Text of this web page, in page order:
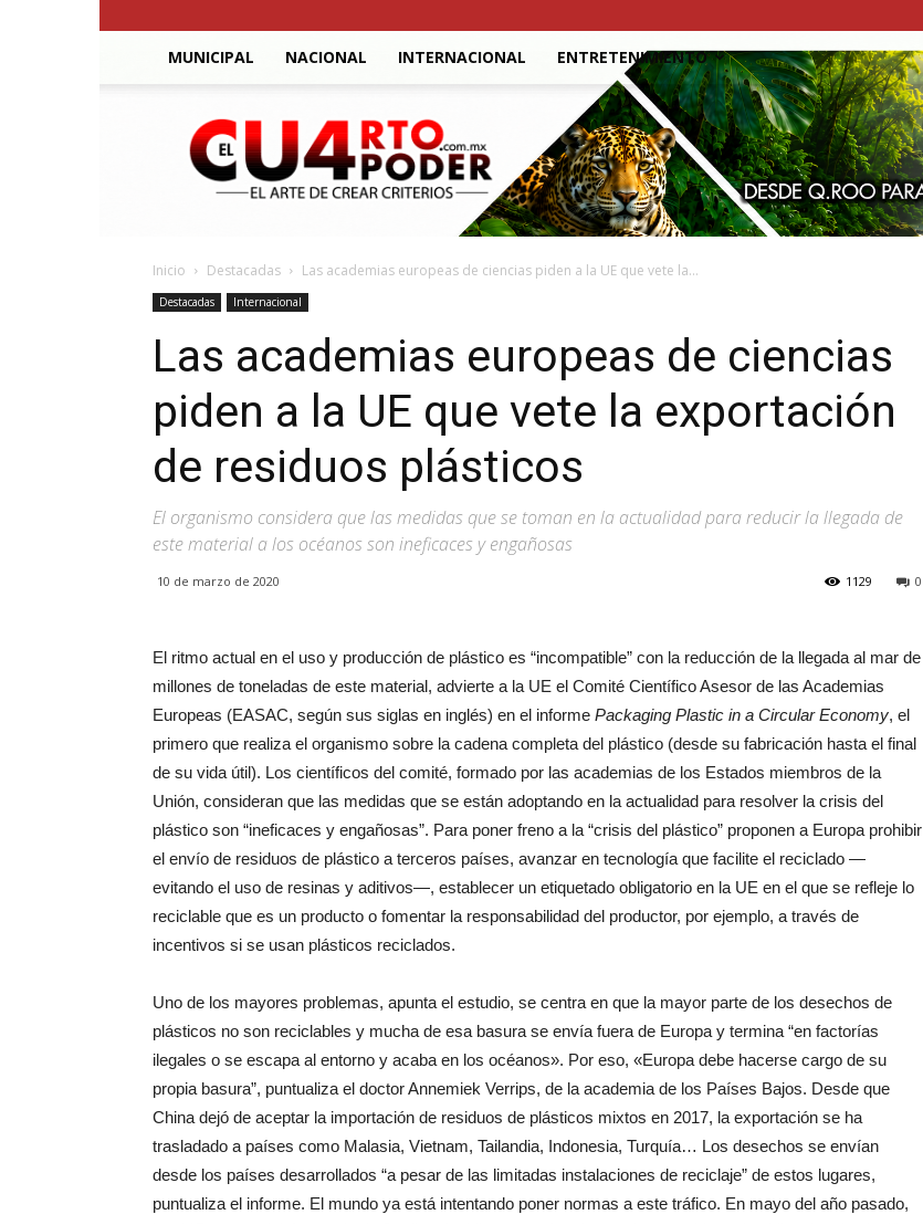
MUNICIPAL NACIONAL INTERNACIONAL ENTRETENIMIENTO
El
Cuarto
Poder
Inicio Destacadas Las academias europeas de ciencias piden a la UE que vete la...
Destacadas Internacional
Las academias europeas de ciencias
piden a la UE que vete la exportación
de residuos plásticos
El organismo considera que las medidas que se toman en la actualidad para reducir la llegada de
este material a los océanos son ineficaces y engañosas
10 de marzo de 2020 0
1129
El ritmo actual en el uso y producción de plástico es “incompatible” con la reducción de la llegada al mar de
millones de toneladas de este material, advierte a la UE el Comité Científico Asesor de las Academias
Europeas (EASAC, según sus siglas en inglés) en el informe Packaging Plastic in a Circular Economy, el
primero que realiza el organismo sobre la cadena completa del plástico (desde su fabricación hasta el final
de su vida útil). Los científicos del comité, formado por las academias de los Estados miembros de la
Unión, consideran que las medidas que se están adoptando en la actualidad para resolver la crisis del
plástico son “ineficaces y engañosas”. Para poner freno a la “crisis del plástico” proponen a Europa prohibir
el envío de residuos de plástico a terceros países, avanzar en tecnología que facilite el reciclado —
evitando el uso de resinas y aditivos—, establecer un etiquetado obligatorio en la UE en el que se refleje lo
reciclable que es un producto o fomentar la responsabilidad del productor, por ejemplo, a través de
incentivos si se usan plásticos reciclados.
Uno de los mayores problemas, apunta el estudio, se centra en que la mayor parte de los desechos de
plásticos no son reciclables y mucha de esa basura se envía fuera de Europa y termina “en factorías
ilegales o se escapa al entorno y acaba en los océanos». Por eso, «Europa debe hacerse cargo de su
propia basura”, puntualiza el doctor Annemiek Verrips, de la academia de los Países Bajos. Desde que
China dejó de aceptar la importación de residuos de plásticos mixtos en 2017, la exportación se ha
trasladado a países como Malasia, Vietnam, Tailandia, Indonesia, Turquía… Los desechos se envían
desde los países desarrollados “a pesar de las limitadas instalaciones de reciclaje” de estos lugares,
puntualiza el informe. El mundo ya está intentando poner normas a este tráfico. En mayo del año pasado,